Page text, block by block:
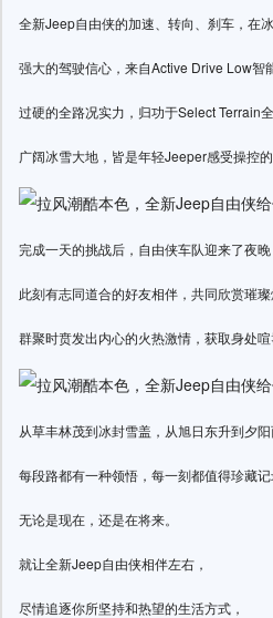
全新Jeep自由侠的加速、转向、刹车，在
强大的驾驶信心，来自Active Drive Low智
过硬的全路况实力，归功于Select Terrain
广阔冰雪大地，皆是年轻Jeeper感受操控的
完成一天的挑战后，自由侠车队迎来了夜晚
此刻有志同道合的好友相伴，共同欣赏璀璨
群聚时贲发出内心的火热激情，获取身处喧
从草丰林茂到冰封雪盖，从旭日东升到夕阳
每段路都有一种领悟，每一刻都值得珍藏记
无论是现在，还是在将来。
就让全新Jeep自由侠相伴左右，
尽情追逐你所坚持和热望的生活方式，